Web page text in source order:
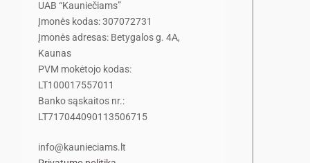
UAB “Kauniečiams”
Įmonės kodas: 307072731
Įmonės adresas: Betygalos g. 4A,
Kaunas
PVM mokėtojo kodas:
LT100017557011
Banko sąskaitos nr.:
LT717044090113506715
info@kaunieciams.lt